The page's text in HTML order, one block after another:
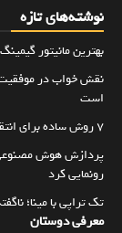
نوشته‌های تازه
بهترین مانیتور گیمینگ
نقش خواب در موفقیت
است
۷ روش ساده برای انتقال عکس‌ها بدون افت کیفیت
پردازش هوش مصنوعی
رونمایی کرد
تک تراپی با مینا؛
معرفی دوستان